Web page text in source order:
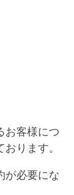
お客様につ
ります。
が必要にな